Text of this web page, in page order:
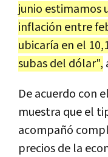
junio estimamos
inflación entre
ubicaría en el
subas del dólar",
De acuerdo con
muestra que el
acompañó
precios de la